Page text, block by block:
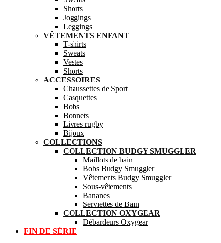
Shorts
Joggings
Leggings
VÊTEMENTS ENFANT
T-shirts
Sweats
Vestes
Shorts
ACCESSOIRES
Chaussettes de Sport
Casquettes
Bobs
Bonnets
Livres rugby
Bijoux
COLLECTIONS
COLLECTION BUDGY SMUGGLER
Maillots de bain
Bobs Budgy Smuggler
Vêtements Budgy Smuggler
Sous-vêtements
Bananes
Serviettes de Bain
COLLECTION OXYGEAR
Débardeurs Oxygear
FIN DE SÉRIE